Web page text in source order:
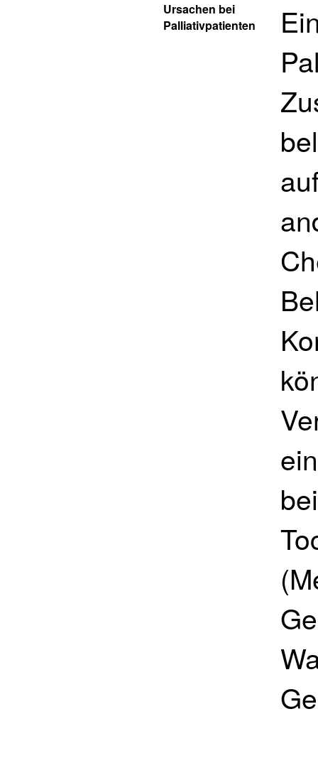
Ursachen bei
Palliativpatienten